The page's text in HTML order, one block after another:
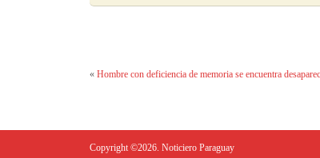
« Hombre con deficiencia de memoria se encuentra
Copyright ©2026. Noticiero Paraguay